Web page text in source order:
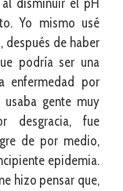
disminuir el pH
Yo mismo usé
después de haber
podría ser una
enfermedad por
gente muy
desgracia, fue
de por medio,
epidemia.
hizo pensar que,